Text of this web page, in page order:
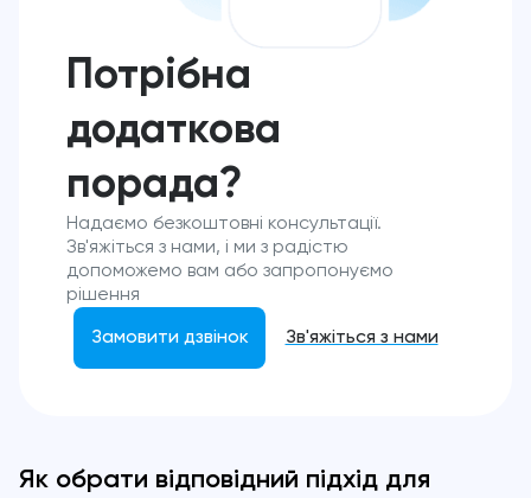
Потрібна
додаткова
порада?
Надаємо безкоштовні консультації.
Зв'яжіться з нами, і ми з радістю
допоможемо вам або запропонуємо
рішення
Замовити дзвінок Зв'яжіться з нами
Як обрати відповідний підхід для